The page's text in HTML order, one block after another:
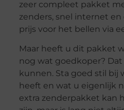
zeer compleet pakket
zenders, snel internet
prijs voor het bellen via
Maar heeft u dit pakket
nog wat goedkoper? Dat
kunnen. Sta goed stil bij
heeft en wat u eigenlijk
extra zenderpakket kan